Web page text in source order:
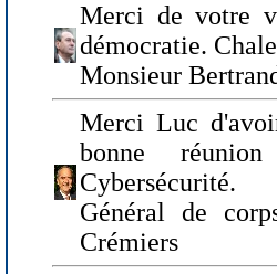
Merci de votre
démocratie.
Monsieur
Merci Luc
bonne
Cybersécurité.
Général de
Crémiers